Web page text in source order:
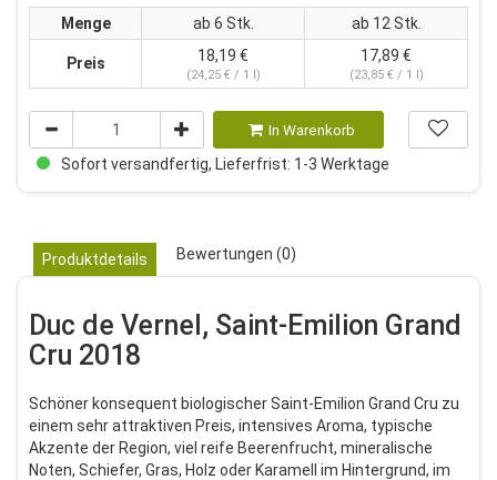
Menge ab 6 Stk. ab 12 Stk.
Preis 18,19 €
(24,25 € / 1 l)
17,89 €
(23,85 € / 1 l)
In Warenkorb
Sofort versandfertig, Lieferfrist: 1-3 Werktage
Produktdetails Bewertungen (0)
Duc de Vernel, Saint-Emilion Grand
Cru 2018
Schöner konsequent biologischer Saint-Emilion Grand Cru zu
einem sehr attraktiven Preis, intensives Aroma, typische
Akzente der Region, viel reife Beerenfrucht, mineralische
Noten, Schiefer, Gras, Holz oder Karamell im Hintergrund, im